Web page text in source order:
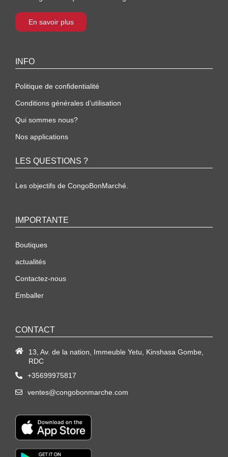
En savoir plus
INFO
Politique de confidentialité
Conditions générales d’utilisation
Qui sommes nous?
Nos applications
LES QUESTIONS ?
Les objectifs de CongoBonMarché.
IMPORTANTE
Boutiques
actualités
Contactez-nous
Emballer
CONTACT
13, Av. de la nation, Immeuble Yetu, Kinshasa Gombe,
RDC
+35699975817
ventes@congobonmarche.com